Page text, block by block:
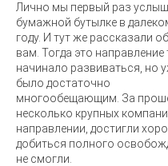
Лично мы первый раз
бумажной бутылке в
году. И тут же рассказали
вам. Тогда это направление
начинало развиваться, но
было достаточно
многообещающим. За
несколько крупных
направлении, достигли
добиться полного
не смогли.